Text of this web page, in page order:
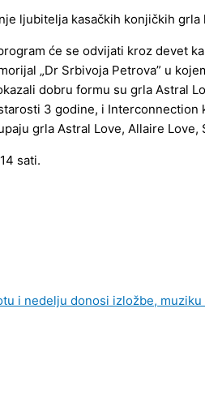
ljubitelja kasačkih konjičkih
će se odvijati kroz
„Dr Srbivoja Petrova” u
dobru formu su grla Astral
3 godine, i
grla Astral Love, Allaire
sati.